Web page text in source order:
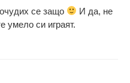
се защо
И да, не
умело си играят.